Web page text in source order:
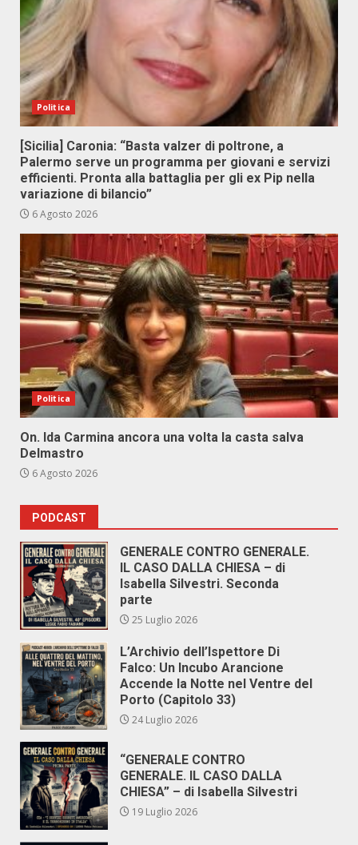
Politica
[Sicilia] Caronia: “Basta valzer di poltrone, a
Palermo serve un programma per giovani e servizi
efficienti. Pronta alla battaglia per gli ex Pip nella
variazione di bilancio”
6 Agosto 2026
Politica
On. Ida Carmina ancora una volta la casta salva
Delmastro
6 Agosto 2026
PODCAST
GENERALE CONTRO GENERALE.
IL CASO DALLA CHIESA – di
Isabella Silvestri. Seconda
parte
25 Luglio 2026
L’Archivio dell’Ispettore Di
Falco: Un Incubo Arancione
Accende la Notte nel Ventre del
Porto (Capitolo 33)
24 Luglio 2026
“GENERALE CONTRO
GENERALE. IL CASO DALLA
CHIESA” – di Isabella Silvestri
19 Luglio 2026